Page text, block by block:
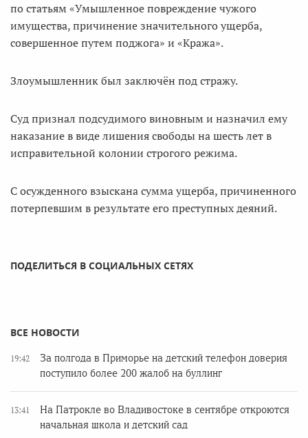
по статьям «Умышленное повреждение чужого
имущества, причинение значительного ущерба,
совершенное путем поджога» и «Кража».
Злоумышленник был заключён под стражу.
Суд признал подсудимого виновным и назначил ему
наказание в виде лишения свободы на шесть лет в
исправительной колонии строгого режима.
С осужденного взыскана сумма ущерба, причиненного
потерпевшим в результате его преступных деяний.
ПОДЕЛИТЬСЯ В СОЦИАЛЬНЫХ СЕТЯХ
ВСЕ НОВОСТИ
19:42
За полгода в Приморье на детский телефон доверия
поступило более 200 жалоб на буллинг
13:41
На Патрокле во Владивостоке в сентябре откроются
начальная школа и детский сад